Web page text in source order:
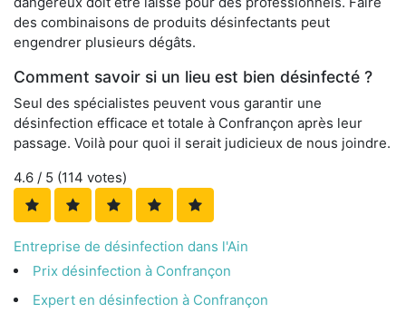
des combinaisons de produits désinfectants peut
engendrer plusieurs dégâts.
Comment savoir si un lieu est bien désinfecté ?
Seul des spécialistes peuvent vous garantir une
désinfection efficace et totale à Confrançon après leur
passage. Voilà pour quoi il serait judicieux de nous joindre.
4.6 / 5 (114 votes)
Entreprise de désinfection dans l'Ain
Prix désinfection à Confrançon
Expert en désinfection à Confrançon